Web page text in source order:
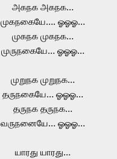
அகநக அகநக…
முகநகையே…. ஓஓஓ…
முகநக முகநக…
முருநகையே… ஓஓஓ…
முறுநக முறுநக…
தருநகையே… ஓஓஓ…
தருநக தருநக…
வருநனையே… ஓஓஓ…
யாரது யாரது…